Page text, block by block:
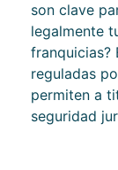
son clave
legalmente
franquicias?
reguladas
permiten a
seguridad